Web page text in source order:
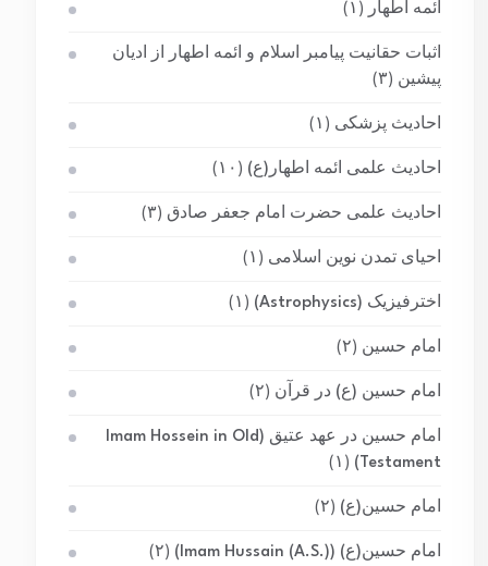
ائمه اطهار (۱)
اثبات حقانیت پیامبر اسلام و ائمه اطهار از ادیان
پیشین (۳)
احادیث پزشکی (۱)
احادیث علمی ائمه اطهار(ع) (۱۰)
احادیث علمی حضرت امام جعفر صادق (۳)
احیای تمدن نوین اسلامی (۱)
اخترفیزیک (Astrophysics) (۱)
امام حسین (۲)
امام حسین (ع) در قرآن (۲)
امام حسین در عهد عتیق (Imam Hossein in Old
Testament)
(۱)
امام حسین(ع) (۲)
امام حسین(ع) (Imam Hussain (A.S.)) (۲)